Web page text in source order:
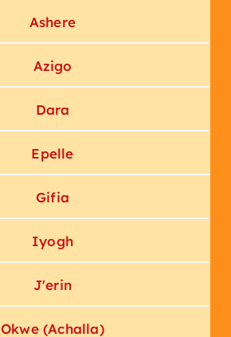
Ashere
Azigo
Dara
Epelle
Gifia
Iyogh
J'erin
Okwe (Achalla)